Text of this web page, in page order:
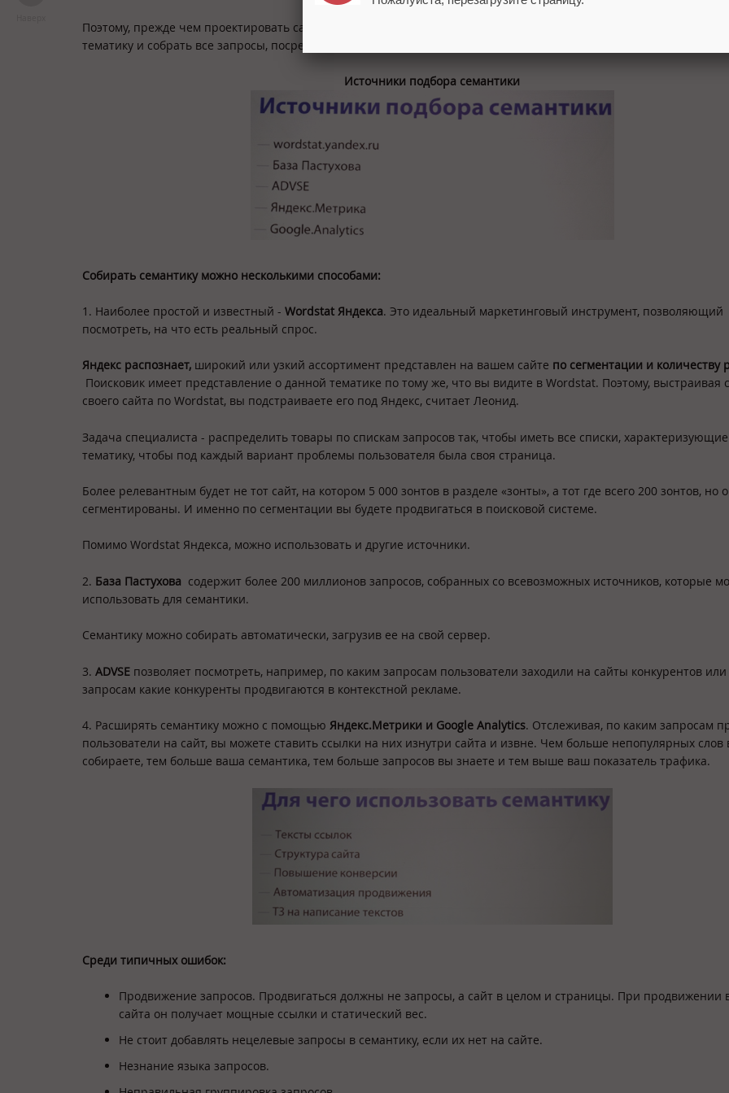
Поэтому, прежде чем проектировать сайт, Леонид рекомендует провести маркетинговое исследование, изучить
тематику и собрать все запросы, посредством которых пользователи пытались решить свои проблемы.
Источники подбора семантики
Собирать семантику можно несколькими способами:
1. Наиболее простой и известный - Wordstat Яндекса. Это идеальный маркетинговый инструмент, позволяющий
посмотреть, на что есть реальный спрос.
Яндекс распознает, широкий или узкий ассортимент представлен на вашем сайте по сегментации и количеству
Поисковик имеет представление о данной тематике по тому же, что вы видите в Wordstat. Поэтому, выстраивая
своего сайта по Wordstat, вы подстраиваете его под Яндекс, считает Леонид.
Задача специалиста - распределить товары по спискам запросов так, чтобы иметь все списки, характеризующие
тематику, чтобы под каждый вариант проблемы пользователя была своя страница.
Более релевантным будет не тот сайт, на котором 5 000 зонтов в разделе «зонты», а тот где всего 200 зонтов, но
сегментированы. И именно по сегментации вы будете продвигаться в поисковой системе.
Помимо Wordstat Яндекса, можно использовать и другие источники.
2. База Пастухова содержит более 200 миллионов запросов, собранных со всевозможных источников, которые
использовать для семантики.
Семантику можно собирать автоматически, загрузив ее на свой сервер.
3. ADVSE позволяет посмотреть, например, по каким запросам пользователи заходили на сайты конкурентов
запросам какие конкуренты продвигаются в контекстной рекламе.
4. Расширять семантику можно с помощью Яндекс.Метрики и Google Analytics. Отслеживая, по каким запросам
пользователи на сайт, вы можете ставить ссылки на них изнутри сайта и извне. Чем больше непопулярных слов
собираете, тем больше ваша семантика, тем больше запросов вы знаете и тем выше ваш показатель трафика.
Среди типичных ошибок:
Продвижение запросов. Продвигаться должны не запросы, а сайт в целом и страницы. При продвижении
сайта он получает мощные ссылки и статический вес.
Не стоит добавлять нецелевые запросы в семантику, если их нет на сайте.
Незнание языка запросов.